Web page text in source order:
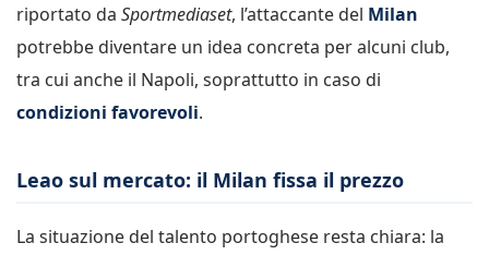
riportato da Sportmediaset, l’attaccante del Milan
potrebbe diventare un idea concreta per alcuni club,
tra cui anche il Napoli, soprattutto in caso di
condizioni favorevoli.
Leao sul mercato: il Milan fissa il prezzo
La situazione del talento portoghese resta chiara: la